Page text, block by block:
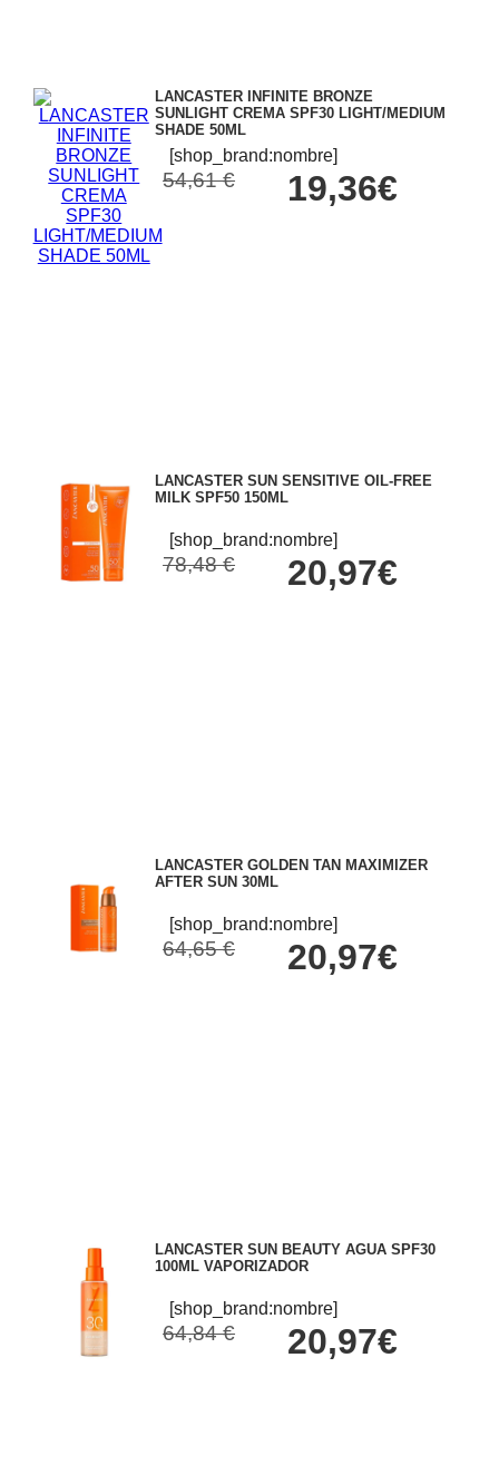
LANCASTER INFINITE BRONZE
SUNLIGHT CREMA SPF30 LIGHT/MEDIUM
SHADE 50ML
[shop_brand:nombre]
54,61 € 19,36€
LANCASTER SUN SENSITIVE OIL-FREE
MILK SPF50 150ML
[shop_brand:nombre]
78,48 € 20,97€
LANCASTER GOLDEN TAN MAXIMIZER
AFTER SUN 30ML
[shop_brand:nombre]
64,65 € 20,97€
LANCASTER SUN BEAUTY AGUA SPF30
100ML VAPORIZADOR
[shop_brand:nombre]
64,84 € 20,97€